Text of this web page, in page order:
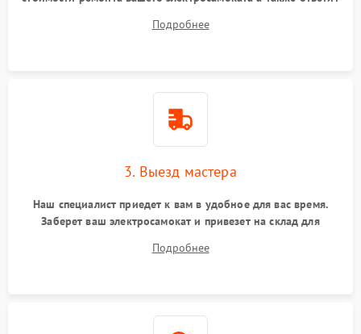
Подробнее
3. Выезд мастера
Наш специалист приедет к вам в удобное для вас время.
Заберет ваш электросамокат и привезет на склад для
Подробнее